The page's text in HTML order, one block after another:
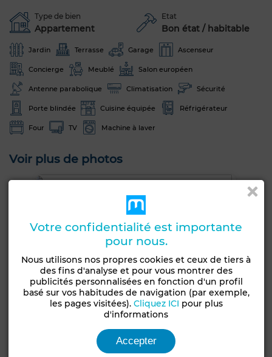
Type de bien
Appartement
Etat
Bon état / habitable
Jardin Terrasse Garage Ascenseur
Concierge Meublé Salon européen
Antenne parabolique Climatisation Sécurité
Porte blindée Cuisine équipée Réfrigérateur
Four TV Machine à laver
Voir plus de photos
Votre confidentialité est importante
pour nous.
Nous utilisons nos propres cookies et ceux de tiers à
des fins d'analyse et pour vous montrer des
publicités personnalisées en fonction d'un profil
basé sur vos habitudes de navigation (par exemple,
les pages visitées). Cliquez ICI pour plus
d'informations
Accepter